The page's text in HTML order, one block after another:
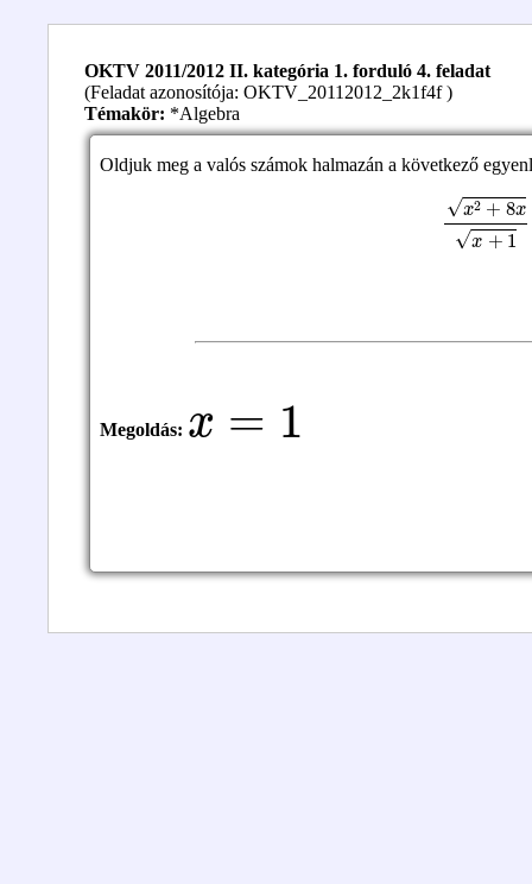
OKTV 2011/2012 II. kategória 1. forduló 4. feladat
(Feladat azonosítója: OKTV_20112012_2k1f4f )
Témakör: *Algebra
Oldjuk meg a valós számok halmazán a következő
x2+8 xx+1
Megoldás: